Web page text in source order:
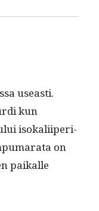
use­asti.
kun
isokali­iperi­
on
paikalle